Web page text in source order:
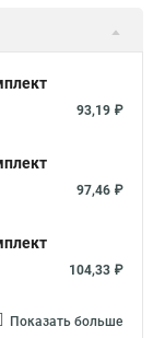
93,19 ₽
97,46 ₽
104,33 ₽
Показать больше